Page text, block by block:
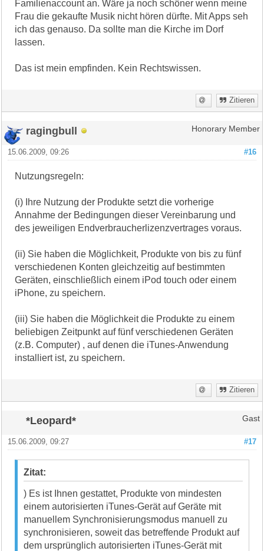
Familienaccount an. Wäre ja noch schöner wenn meine
Frau die gekaufte Musik nicht hören dürfte. Mit Apps seh
ich das genauso. Da sollte man die Kirche im Dorf
lassen.
Das ist mein empfinden. Kein Rechtswissen.
Zitieren
ragingbull Honorary Member
#16
15.06.2009, 09:26
Nutzungsregeln:
(i) Ihre Nutzung der Produkte setzt die vorherige
Annahme der Bedingungen dieser Vereinbarung und
des jeweiligen Endverbraucherlizenzvertrages voraus.
(ii) Sie haben die Möglichkeit, Produkte von bis zu fünf
verschiedenen Konten gleichzeitig auf bestimmten
Geräten, einschließlich einem iPod touch oder einem
iPhone, zu speichern.
(iii) Sie haben die Möglichkeit die Produkte zu einem
beliebigen Zeitpunkt auf fünf verschiedenen Geräten
(z.B. Computer) , auf denen die iTunes-Anwendung
installiert ist, zu speichern.
Zitieren
*Leopard* Gast
#17
15.06.2009, 09:27
Zitat:
) Es ist Ihnen gestattet, Produkte von mindesten
einem autorisierten iTunes-Gerät auf Geräte mit
manuellem Synchronisierungsmodus manuell zu
synchronisieren, soweit das betreffende Produkt auf
dem ursprünglich autorisierten iTunes-Gerät mit